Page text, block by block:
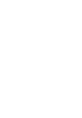
oder zu reduzieren.